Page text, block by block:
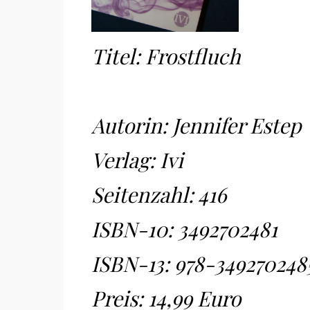
Titel: Frostfluch
Autorin: Jennifer Estep
Verlag: Ivi
Seitenzahl: 416
ISBN-10: 3492702481
ISBN-13: 978-
Preis: 14,99 Euro